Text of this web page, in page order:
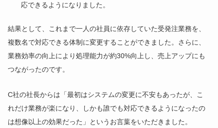
応できるようになりました。
結果として、これまで一人の社員に依存していた受発注業務を、
複数名で対応できる体制に変更することができました。さらに、
業務効率の向上により処理能力が約30%向上し、売上アップにも
つながったのです。
C社の社長からは「最初はシステムの変更に不安もあったが、こ
れだけ業務が楽になり、しかも誰でも対応できるようになったの
は想像以上の効果だった」というお言葉をいただきました。